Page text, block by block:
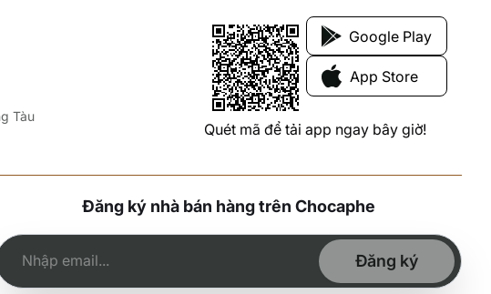
Tàu
Google Play
App Store
Quét mã để tải app ngay bây giờ!
Đăng ký nhà bán hàng trên Chocaphe
Đăng ký